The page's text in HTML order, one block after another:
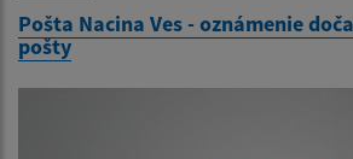
Pošta Nacina Ves - oznámenie
pošty